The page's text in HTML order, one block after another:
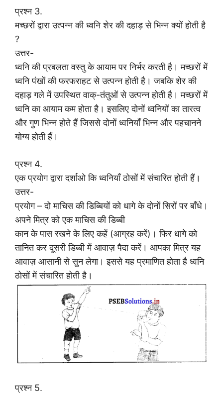
प्रश्न 3.
मच्छरों द्वारा उत्पन्न की ध्वनि शेर की दहाड़ से भिन्न क्यों होती है
?
उत्तर-
ध्वनि की प्रबलता वस्तु के आयाम पर निर्भर करती है। मच्छरों में
ध्वनि पंखों की फरफराहट से उत्पन्न होती है। जबकि शेर की
दहाड़ गले में उपस्थित वाक्-तंतुओं से उत्पन्न होती है। मच्छरों में
ध्वनि का आयाम कम होता है। इसलिए दोनों ध्वनियों का तारत्व
और गुण भिन्न होते हैं जिससे दोनों ध्वनियाँ भिन्न और पहचानने
योग्य होती हैं।
प्रश्न 4.
एक प्रयोग द्वारा दर्शाओ कि ध्वनियाँ ठोसों में संचारित होती हैं।
उत्तर-
प्रयोग – दो माचिस की डिब्बियों को धागे के दोनों सिरों पर बाँधे।
अपने मित्र को एक माचिस की डिब्बी
कान के पास रखने के लिए कहें (आग्रह करें)। फिर धागे को
तानित कर दूसरी डिब्बी में आवाज़ पैदा करें। आपका मित्र यह
आवाज़ आसानी से सुन लेगा। इससे यह प्रमाणित होता है ध्वनि
ठोसों में संचारित होती है।
प्रश्न 5.